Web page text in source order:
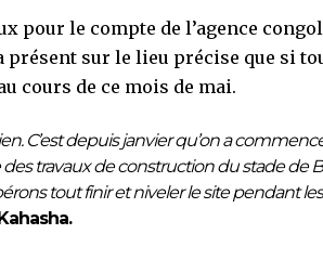
pour le compte de l’agence
présent sur le lieu précise que si
cours de ce mois de mai.
C’est depuis janvier qu’on a
travaux de construction du stade de
tout finir et niveler le site pendant